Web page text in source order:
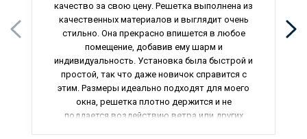
качество за свою цену. Решетка выполнена из
качественных материалов и выглядит очень
стильно. Она прекрасно впишется в любое
помещение, добавив ему шарм и
индивидуальность. Установка была быстрой и
простой, так что даже новичок справится с
этим. Размеры идеально подходят для моего
окна, решетка плотно держится и не
поддается воздействию ветра или других